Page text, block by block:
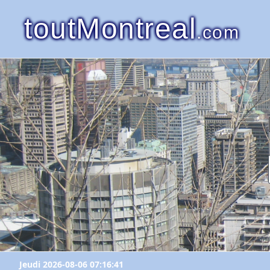
toutMontreal.com
Jeudi 2026-08-06 07:16:41